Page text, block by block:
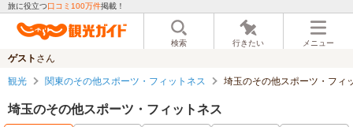
旅に役立つ口コミ100万件掲載！
検索 行きたい メニュー
ゲスト さん
観光 関東のその他スポーツ・フィットネス 埼玉のその他スポーツ・フィ
埼玉のその他スポーツ・フィットネス